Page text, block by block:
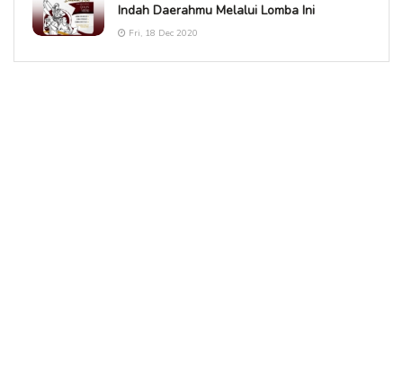
Indah Daerahmu Melalui Lomba Ini
Fri, 18 Dec 2020